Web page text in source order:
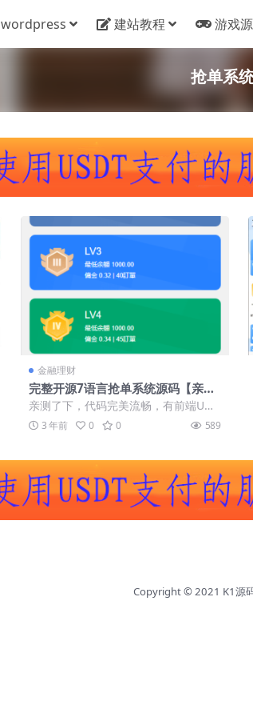
wordpress 建站教程 游戏
抢单系
金融理财
完整开源7语言抢单系统源码【亲测
源码】
亲测了下，代码完美流畅，有前端UNI
APP开源文件。
3 年前 0 0 589
Copyright © 2021 K1源